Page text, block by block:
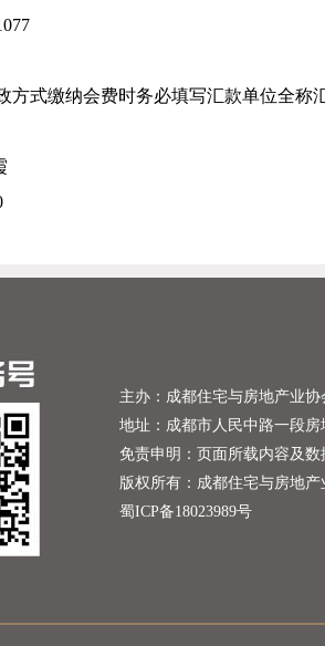
方式缴纳会费时务必填写汇款单位全称
主办：成都住宅与房地产业协
地址：成都市人民中路一段房
免责申明：页面所载内容及
版权所有：成都住宅与房地产
蜀ICP备18023989号